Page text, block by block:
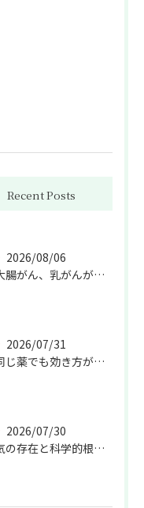
Recent Posts
2026/08/06
大腸がん、乳がんが増えた理由
2026/07/31
同じ薬でも効き方が違う？
2026/07/30
気の存在と科学的根拠の授業